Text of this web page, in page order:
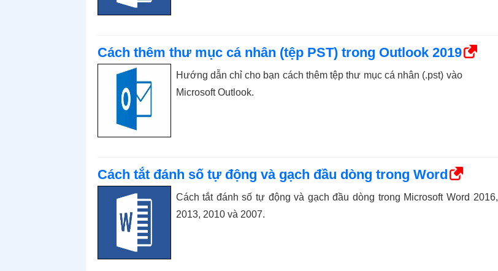
Cách thêm thư mục cá nhân (tệp PST) trong Outlook 2019
Hướng dẫn chỉ cho bạn cách thêm tệp thư mục cá nhân (.pst) vào
Microsoft Outlook.
Cách tắt đánh số tự động và gạch đầu dòng trong Word
Cách tắt đánh số tự động và gạch đầu dòng trong Microsoft Word 2016,
2013, 2010 và 2007.